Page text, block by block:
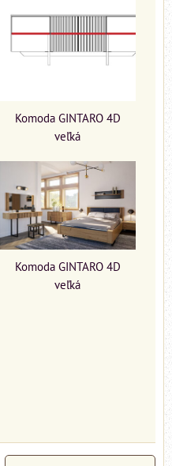
Komoda GINTARO 4D
veľká
Komoda GINTARO 4D
veľká